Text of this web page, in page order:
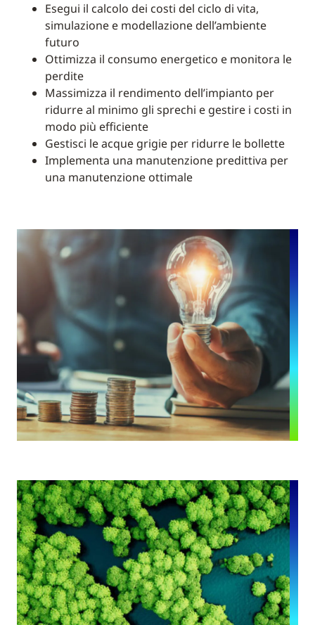
Esegui il calcolo dei costi del ciclo di vita,
simulazione e modellazione dell’ambiente
futuro
Ottimizza il consumo energetico e monitora le
perdite
Massimizza il rendimento dell’impianto per
ridurre al minimo gli sprechi e gestire i costi in
modo più efficiente
Gestisci le acque grigie per ridurre le bollette
Implementa una manutenzione predittiva per
una manutenzione ottimale